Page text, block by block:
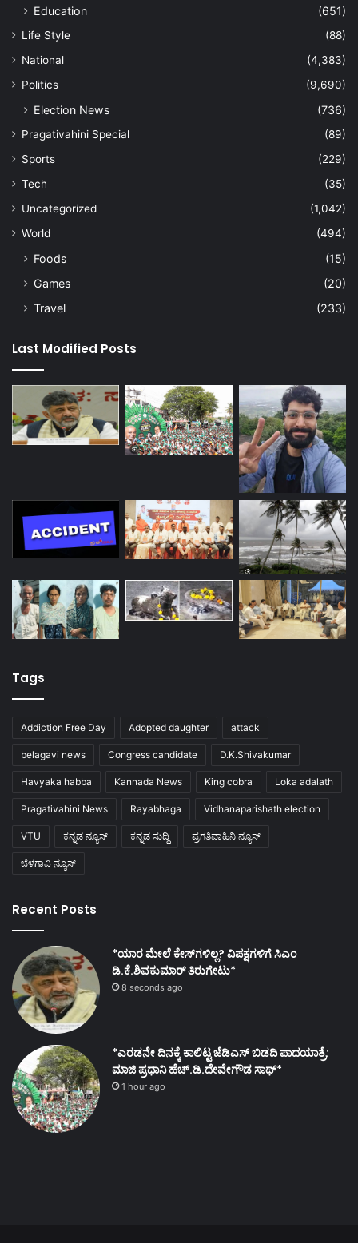
Education
(651)
Life Style
(88)
National
(4,383)
Politics
(9,690)
Election News (736)
Pragativahini Special
(89)
Sports
(229)
Tech
(35)
Uncategorized
(1,042)
World
(494)
Foods
(15)
Games
(20)
Travel
(233)
Last Modified Posts
Tags
Addiction Free Day Adopted daughter attack
belagavi news Congress candidate D.K.Shivakumar
Havyaka habba Kannada News King cobra Loka adalath
Pragativahini News Rayabhaga Vidhanaparishath election
VTU ಕನ್ನಡ ನ್ಯೂಸ್ ಕನ್ನಡ ಸುದ್ದಿ ಪ್ರಗತಿವಾಹಿನಿ ನ್ಯೂಸ್
ಬೆಳಗಾವಿ ನ್ಯೂಸ್
Recent Posts
*ಯಾರ ಮೇಲೆ ಕೇಸ್‌ಗಳಿಲ್ಲ? ವಿಪಕ್ಷಗಳಿಗೆ ಸಿಎಂ
ಡಿ.ಕೆ.ಶಿವಕುಮಾರ್ ತಿರುಗೇಟು*
8 seconds ago
*ಎರಡನೇ ದಿನಕ್ಕೆ ಕಾಲಿಟ್ಟ ಜೆಡಿಎಸ್ ಬಿಡದಿ ಪಾದಯಾತ್ರೆ:
ಮಾಜಿ ಪ್ರಧಾನಿ ಹೆಚ್.ಡಿ.ದೇವೇಗೌಡ ಸಾಥ್*
1 hour ago